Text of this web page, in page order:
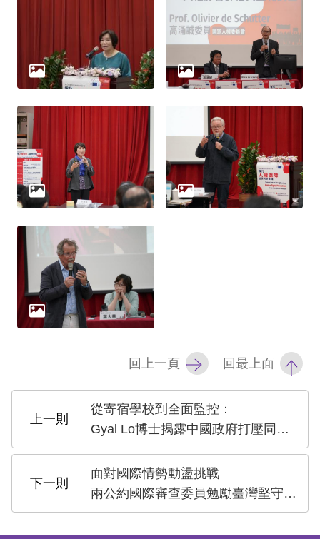
回上一頁 回最上面
從寄宿學校到全面監控：
Gyal Lo博士揭露中國政府打壓同化圖伯特真相
面對國際情勢動盪挑戰
兩公約國際審查委員勉勵臺灣堅守人權根基